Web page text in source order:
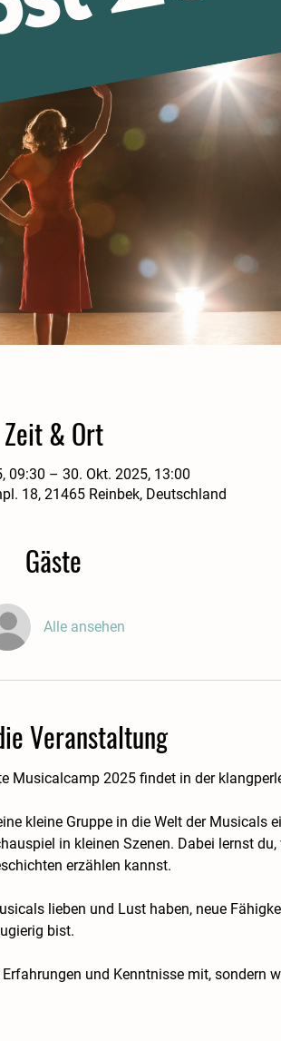
Zeit & Ort
09:30 – 30. Okt. 2025, 13:00
18, 21465 Reinbek, Deutschland
Gäste
Alle ansehen
Veranstaltung
Musicalcamp 2025 findet in der
kleine Gruppe in die Welt der Musicals
in kleinen Szenen. Dabei lernst
erzählen kannst.
lieben und Lust haben, neue
bist.
und Kenntnisse mit, sondern